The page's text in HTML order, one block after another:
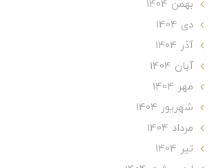
بهمن 1404
دی 1404
آذر 1404
آبان 1404
مهر 1404
شهریور 1404
مرداد 1404
تير 1404